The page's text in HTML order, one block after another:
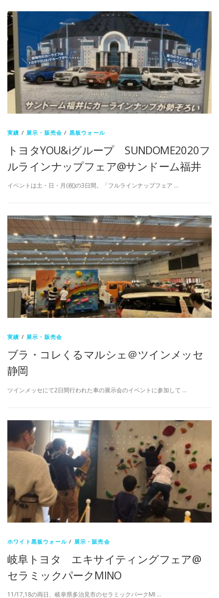
実績 / 展示・販売会 / 黒板ウォール
トヨタYOU&iグループ SUNDOME2020フ
ルラインナップフェア@サンドーム福井
イベントは土・日・月(祝)の3日間。「フルラインナップフェア …
実績 / 展示・販売会
ブラ・コレくるマルシェ＠ツインメッセ
静岡
ツインメッセにて2日間行われた車の展示会のイベントに参加して …
ホワイト黒板ウォール / 展示・販売会
岐阜トヨタ エキサイティングフェア@
セラミックパークMINO
11/17,18の両日、岐阜県多治見市のセラミックパークMI …